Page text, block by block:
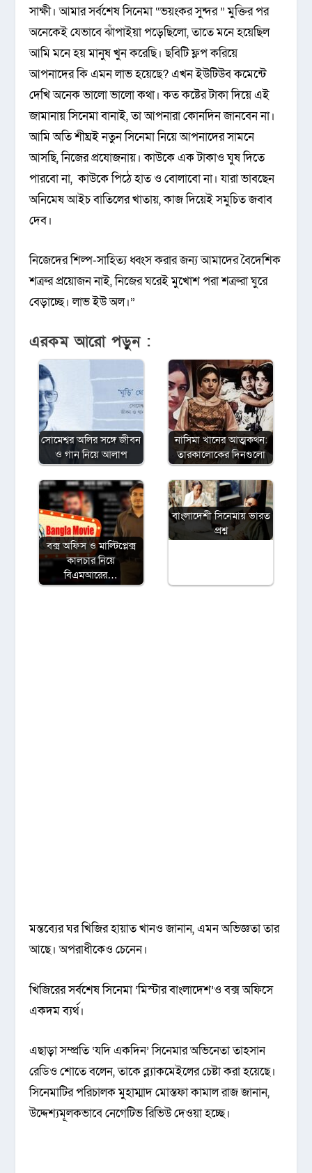
সাক্ষী। আমার সর্বশেষ সিনেমা “ভয়ংকর সুন্দর ” মুক্তির পর
অনেকেই যেভাবে ঝাঁপাইয়া পড়েছিলো, তাতে মনে হয়েছিল
আমি মনে হয় মানুষ খুন করেছি। ছবিটি ফ্লপ করিয়ে
আপনাদের কি এমন লাভ হয়েছে? এখন ইউটিউব কমেন্টে
দেখি অনেক ভালো ভালো কথা। কত কষ্টের টাকা দিয়ে এই
জামানায় সিনেমা বানাই, তা আপনারা কোনদিন জানবেন না।
আমি অতি শীঘ্রই নতুন সিনেমা নিয়ে আপনাদের সামনে
আসছি, নিজের প্রযোজনায়। কাউকে এক টাকাও ঘুষ দিতে
পারবো না, কাউকে পিঠে হাত ও বোলাবো না। যারা ভাবছেন
অনিমেষ আইচ বাতিলের খাতায়, কাজ দিয়েই সমুচিত জবাব
দেব।
নিজেদের শিল্প-সাহিত্য ধ্বংস করার জন্য আমাদের বৈদেশিক
শত্রুর প্রয়োজন নাই, নিজের ঘরেই মুখোশ পরা শত্রুরা ঘুরে
বেড়াচ্ছে। লাভ ইউ অল।”
এরকম আরো পড়ুন :
সোমেশ্বর অলির সঙ্গে জীবন
ও গান নিয়ে আলাপ
নাসিমা খানের আত্মকথন:
তারকালোকের দিনগুলো
বক্স অফিস ও মাল্টিপ্লেক্স
কালচার নিয়ে
বিএমআরের…
বাংলাদেশী সিনেমায় ভারত
প্রশ্ন
মন্তব্যের ঘর খিজির হায়াত খানও জানান, এমন অভিজ্ঞতা তার
আছে। অপরাধীকেও চেনেন।
খিজিরের সর্বশেষ সিনেমা ‘মিস্টার বাংলাদেশ’ও বক্স অফিসে
একদম ব্যর্থ।
এছাড়া সম্প্রতি ‘যদি একদিন’ সিনেমার অভিনেতা তাহসান
রেডিও শোতে বলেন, তাকে ব্ল্যাকমেইলের চেষ্টা করা হয়েছে।
সিনেমাটির পরিচালক মুহাম্মাদ মোস্তফা কামাল রাজ জানান,
উদ্দেশ্যমূলকভাবে নেগেটিভ রিভিউ দেওয়া হচ্ছে।